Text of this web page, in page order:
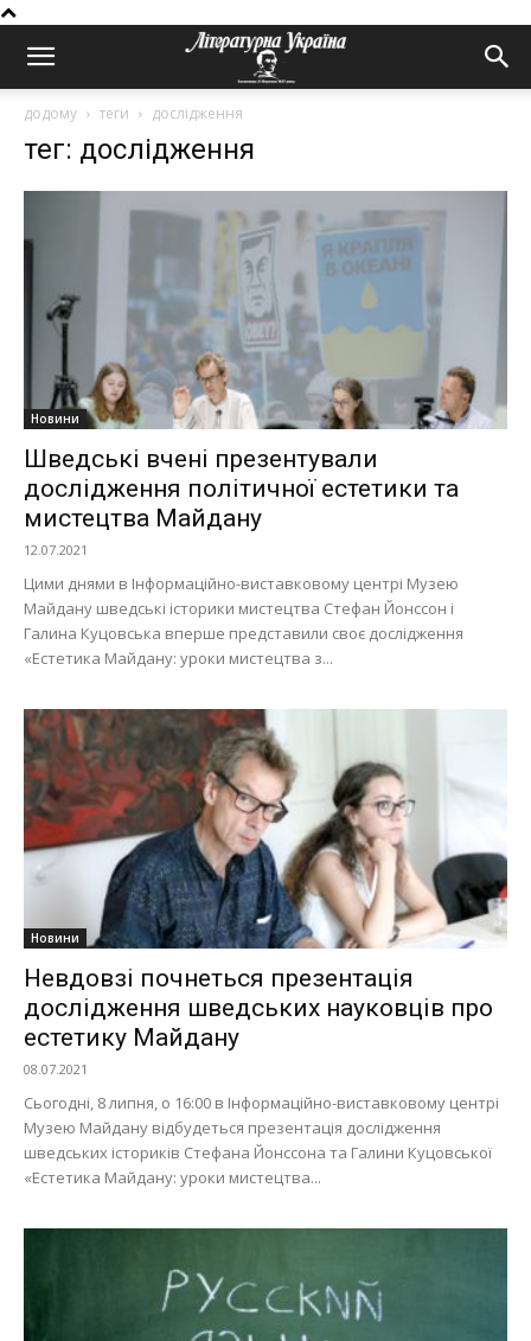
додому теги дослідження
тег: дослідження
Новини
Шведські вчені презентували
дослідження політичної естетики та
мистецтва Майдану
12.07.2021
Цими днями в Інформаційно-виставковому центрі Музею
Майдану шведські історики мистецтва Стефан Йонссон і
Галина Куцовська вперше представили своє дослідження
«Естетика Майдану: уроки мистецтва з...
Новини
Невдовзі почнеться презентація
дослідження шведських науковців про
естетику Майдану
08.07.2021
Сьогодні, 8 липня, о 16:00 в Інформаційно-виставковому центрі
Музею Майдану відбудеться презентація дослідження
шведських істориків Стефана Йонссона та Галини Куцовської
«Естетика Майдану: уроки мистецтва...